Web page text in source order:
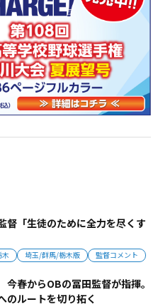
督「生徒のために全力を尽くす
埼玉/群馬/栃木版 監督コメント
春からOBの冨田監督が指揮。
のルートを切り拓く